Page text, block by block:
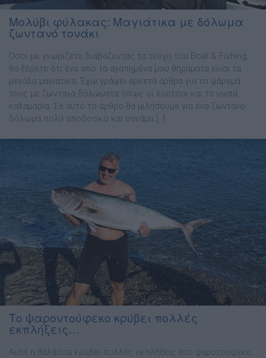
Mολύβι φύλακας: Μαγιάτικα με δόλωμα
ζωντανό τονάκι
Όσοι µε γνωρίζετε διαβάζοντας τα τεύχη του Boat & Fishing,
θα ξέρετε ότι ένα από τα αγαπηµένα µου θηράµατα είναι τα
µεγάλα µαγιάτικα. Έχω γράψει αρκετά άρθρα για το ψάρεµά
τους µε ζωντανά δολώµατα όπως οι λούτσοι και τα νωπά
καλαµάρια. Σε αυτό το άρθρο θα µιλήσουµε για ένα ζωντανό
δόλωµα πολύ αποδοτικό και συνάµα […]
Το ψαροντούφεκο κρύβει πολλές
εκπλήξεις…
Αυτή η θάλασσα κρύβει πολλές εκπλήξεις στο ψαροτούφεκο…